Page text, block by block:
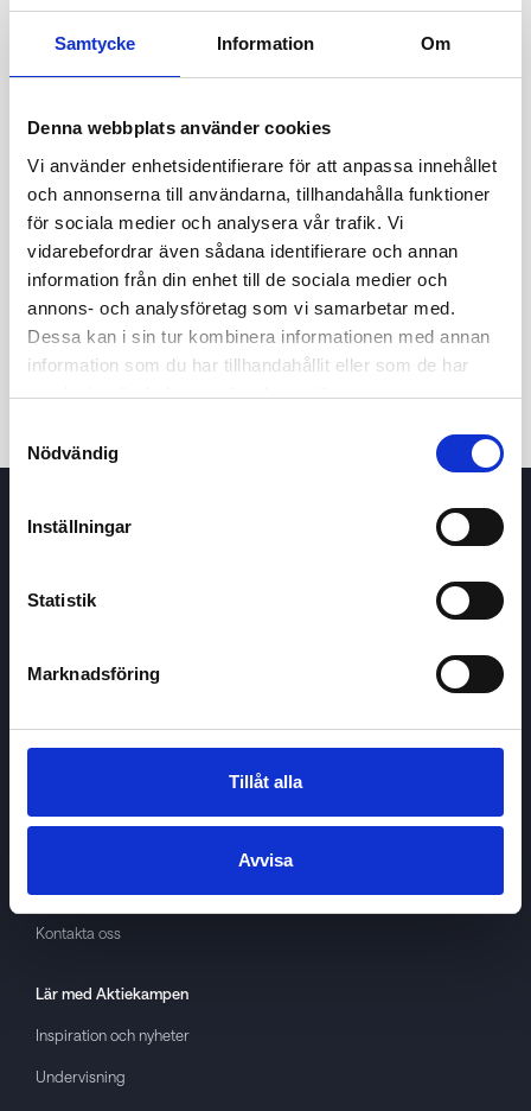
Samtycke Information Om
Denna webbplats använder cookies
Vi använder enhetsidentifierare för att anpassa innehållet
och annonserna till användarna, tillhandahålla funktioner
för sociala medier och analysera vår trafik. Vi
vidarebefordrar även sådana identifierare och annan
information från din enhet till de sociala medier och
annons- och analysföretag som vi samarbetar med.
Dessa kan i sin tur kombinera informationen med annan
information som du har tillhandahållit eller som de har
samlat in när du har använt deras tjänster.
Nödvändig
Inställningar
Statistik
Marknadsföring
Tillåt alla
Avvisa
24t 7d 1m 3m
Köp / Sälj
Aktiekampen
Kontakta oss
Lär med Aktiekampen
Inspiration och nyheter
Undervisning